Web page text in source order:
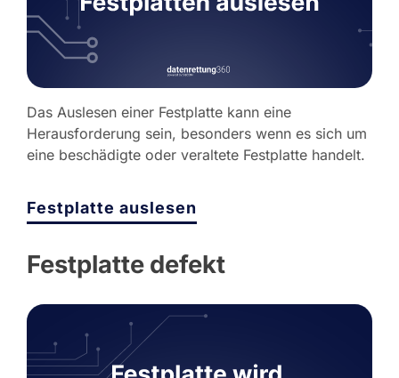
Das Auslesen einer Festplatte kann eine
Herausforderung sein, besonders wenn es sich um
eine beschädigte oder veraltete Festplatte handelt.
Festplatte auslesen
Festplatte defekt